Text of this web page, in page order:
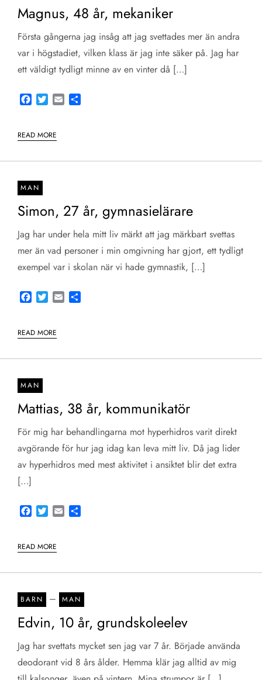
Magnus, 48 år, mekaniker
Första gångerna jag insåg att jag svettades mer än andra
var i högstadiet, vilken klass är jag inte säker på. Jag har
ett väldigt tydligt minne av en vinter då […]
Facebook
TwitterEmail
READ MORE
MAN
Simon, 27 år, gymnasielärare
Jag har under hela mitt liv märkt att jag märkbart svettas
mer än vad personer i min omgivning har gjort, ett tydligt
exempel var i skolan när vi hade gymnastik, […]
Facebook
TwitterEmail
READ MORE
MAN
Mattias, 38 år, kommunikatör
För mig har behandlingarna mot hyperhidros varit direkt
avgörande för hur jag idag kan leva mitt liv. Då jag lider
av hyperhidros med mest aktivitet i ansiktet blir det extra
[…]
Facebook
TwitterEmail
READ MORE
BARN – MAN
Edvin, 10 år, grundskoleelev
Jag har svettats mycket sen jag var 7 år. Började använda
deodorant vid 8 års ålder. Hemma klär jag alltid av mig